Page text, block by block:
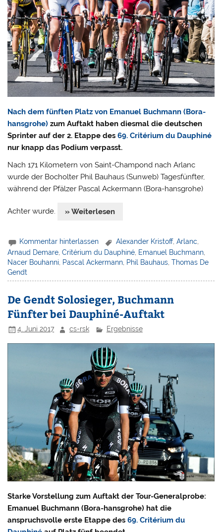
Nach dem fünften Platz von Emanuel Buchmann (Bora-
hansgrohe) zum Auftakt haben diesmal die deutschen
Sprinter auf der 2. Etappe des69. Critérium du Dauphiné
nur knapp das Podium verpasst.
Nach 171 Kilometern von Saint-Champond nach Arlanc
wurde der Bocholter Phil Bauhaus (Sunweb) Tagesfünfter,
während der Pfälzer Pascal Ackermann (Bora-hansgrohe)
Achter wurde. » Weiterlesen
Kommentar hinterlassen Alexander Kristoff,Arlanc,
Arnaud Demare ,Critérium du Dauphiné Emanuel Buchmann
Nacer Bouhanni
Pascal Ackermann Phil Bauhaus ,Thomas De
Gendt
De Gendt Solosieger, Buchmann
Fünfter bei Dauphiné-Auftakt
4. Juni 2017 cs-rsk Ergebnisse
Starke Vorstellung zum Auftakt der Tour-Generalprobe:
Emanuel Buchmann (Bora-hansgrohe) hat die
anspruchsvolle erste Etappe des69. Critérium du